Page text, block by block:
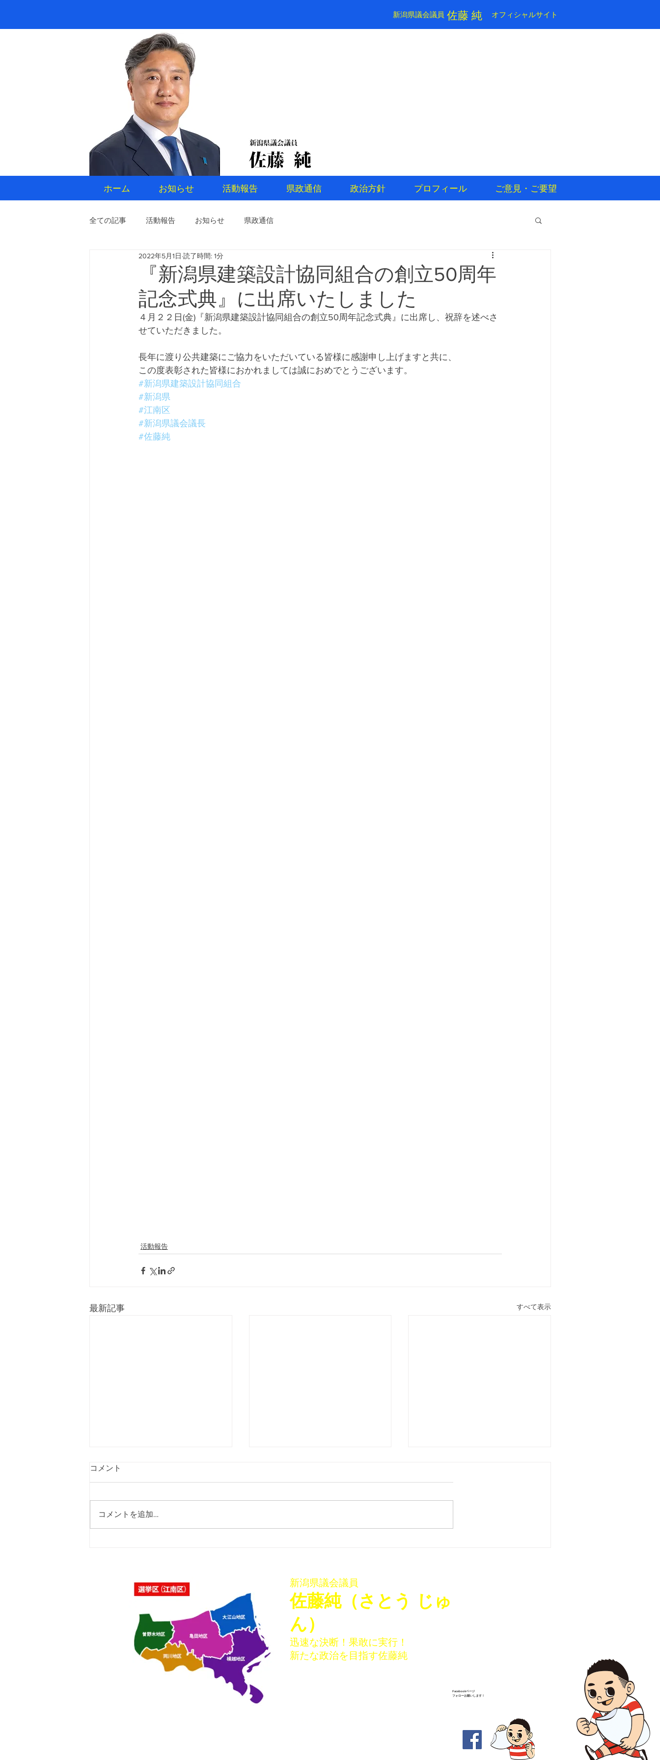
新潟県議会議員 ​佐藤 純 ​オフィシャルサイト
ホーム お知らせ 活動報告 県政通信 政治方針 プロフィール ご意見・ご要望
全ての記事 活動報告 お知らせ 県政通信
『新潟県建築設計協同組合の創立50周年
記念式典』に出席いたしました
2022年5月1日 読了時間: 1分
４月２２日(金)『新潟県建築設計協同組合の創立50周年記念式典』に出席し、祝辞を述べさ
せていただきました。
長年に渡り公共建築にご協力をいただいている皆様に感謝申し上げますと共に、
この度表彰された皆様におかれましては誠におめでとうございます。
#新潟県建築設計協同組合
#新潟県
#江南区
#新潟県議会議長
#佐藤純
活動報告
最新記事 すべて表示
コメント
コメントを追加…
新潟県議会議員
​佐藤純（さとう じゅ
ん）
迅速な決断！果敢に実行！
新たな政治を目指す佐藤純
Facebookページ
フォローお願いします！